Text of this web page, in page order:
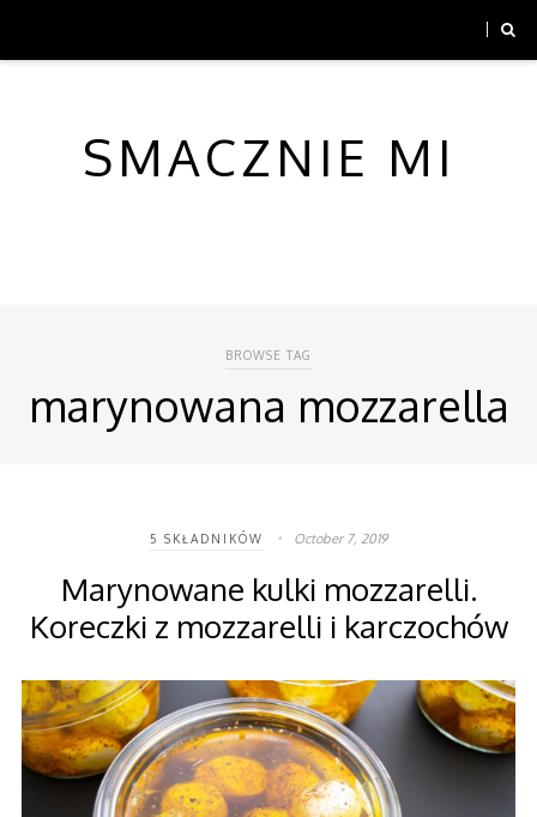
SMACZNIE MI
BROWSE TAG
marynowana mozzarella
5 SKŁADNIKÓW October 7, 2019
Marynowane kulki mozzarelli.
Koreczki z mozzarelli i karczochów